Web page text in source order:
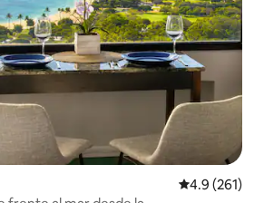
Calificación
4.9 (261)